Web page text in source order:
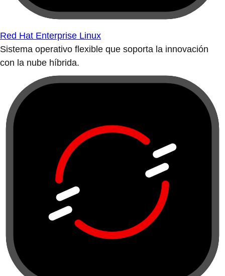
Red Hat Enterprise Linux
Sistema operativo flexible que soporta la innovación
con la nube híbrida.